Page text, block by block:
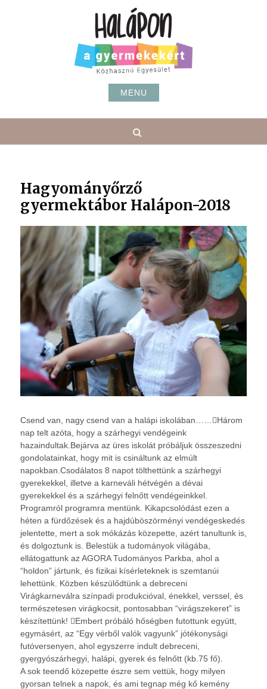
MENU
Hagyományőrző
gyermektábor Halápon-2018
Csend van, nagy csend van a halápi iskolában……Három
nap telt azóta, hogy a szárhegyi vendégeink
hazaindultak.Bejárva az üres iskolát próbáljuk összeszedni
gondolatainkat, hogy mit is csináltunk az elmúlt
napokban.Csodálatos 8 napot tölthettünk a szárhegyi
gyerekekkel, illetve a karneváli hétvégén a dévai
gyerekekkel és a szárhegyi felnőtt vendégeinkkel.
Programról programra mentünk. Kikapcsolódást ezen a
héten a fürdőzések és a hajdúböszörményi vendégeskedés
jelentette, mert a sok mókázás közepette, azért tanultunk is,
és dolgoztunk is. Belestük a tudományok világába,
ellátogattunk az AGORA Tudományos Parkba, ahol a
“holdon” jártunk, és fizikai kísérleteknek is szemtanúi
lehettünk. Közben készülődtünk a debreceni
Virágkarneválra színpadi produkcióval, énekkel, verssel, és
természetesen virágkocsit, pontosabban “virágszekeret” is
készítettünk! Embert próbáló hőségben futottunk együtt,
egymásért, az “Egy vérből valók vagyunk” jótékonysági
futóversenyen, ahol egyszerre indult debreceni,
gyergyószárhegyi, halápi, gyerek és felnőtt (kb.75 fő).
A sok teendő közepette észre sem vettük, hogy milyen
gyorsan telnek a napok, és ami tegnap még kő kemény